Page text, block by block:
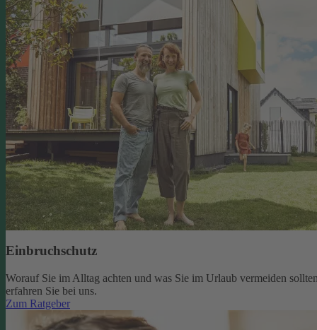
Einbruchschutz
Worauf Sie im Alltag achten und was Sie im Urlaub vermeiden
erfahren Sie bei uns.
Zum Ratgeber